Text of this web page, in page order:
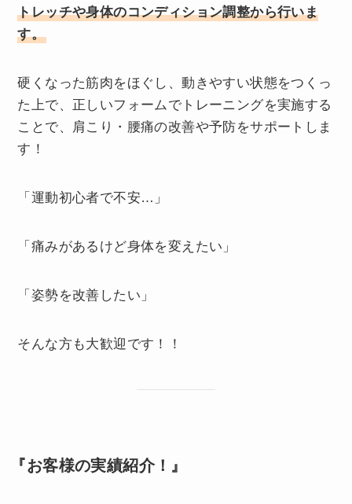
トレッチや身体のコンディション調整から行いま
す。
硬くなった筋肉をほぐし、動きやすい状態をつくっ
た上で、正しいフォームでトレーニングを実施する
ことで、肩こり・腰痛の改善や予防をサポートしま
す！
「運動初心者で不安…」
「痛みがあるけど身体を変えたい」
「姿勢を改善したい」
そんな方も大歓迎です！！
『お客様の実績紹介！』